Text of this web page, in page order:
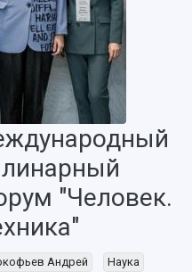
"Человек.
Андрей
Наука